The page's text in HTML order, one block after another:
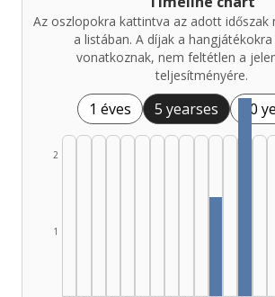
Az oszlopokra kattintva az adott időszak
a listában. A díjak a
vonatkoznak, nem feltétlen a
teljesítményére.
1 éves 5 yearses 10
1
2